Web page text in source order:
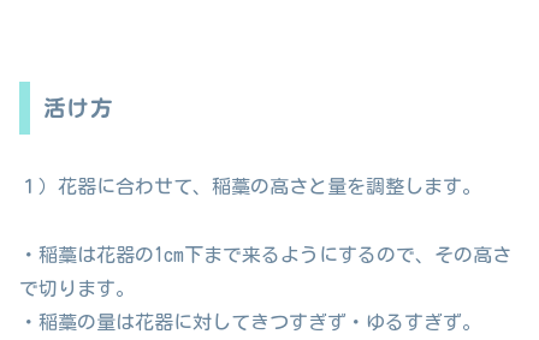
活け方
１）花器に合わせて、稲藁の高さと量を調整します。
・稲藁は花器の1cm下まで来るようにするので、その高さ
で切ります。
・稲藁の量は花器に対してきつすぎず・ゆるすぎず。